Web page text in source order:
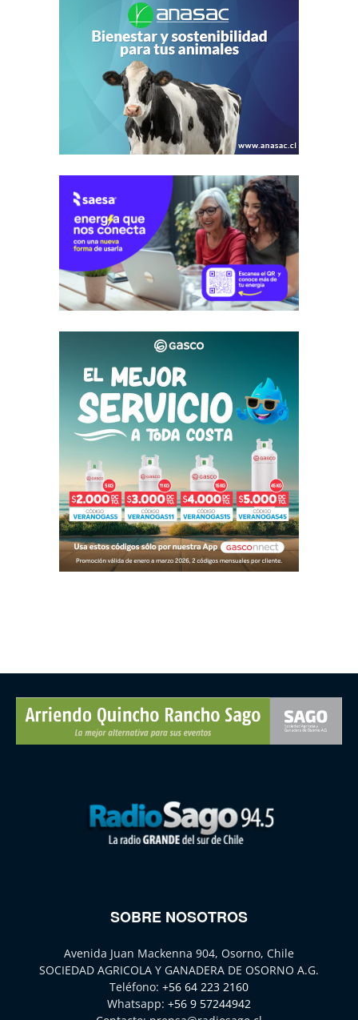
SOBRE NOSOTROS
Avenida Juan Mackenna 904, Osorno, Chile
SOCIEDAD AGRICOLA Y GANADERA DE OSORNO A.G.
Teléfono: +56 64 223 2160
Whatsapp: +56 9 57244942